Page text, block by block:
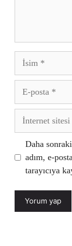
İsim
posta
İnternet
Daha
adım, e-
tarayıcıya